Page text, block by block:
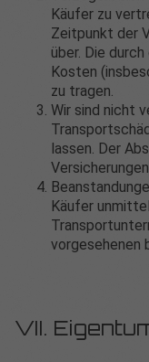
Käufer zu
Zeitpunkt der
über. Die
Kosten
zu tragen.
Wir sind nicht
lassen. Der
Käufer
vorgesehenen
VII.